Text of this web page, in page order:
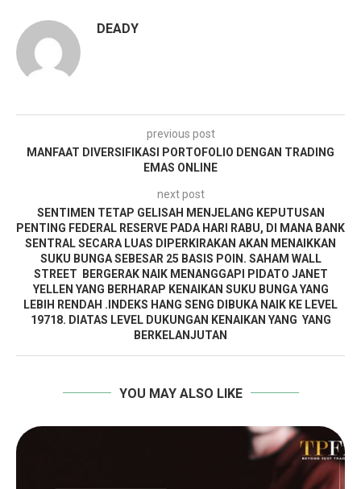
DEADY
previous post
MANFAAT DIVERSIFIKASI PORTOFOLIO DENGAN TRADING
EMAS ONLINE
next post
SENTIMEN TETAP GELISAH MENJELANG KEPUTUSAN
PENTING FEDERAL RESERVE PADA HARI RABU, DI MANA BANK
SENTRAL SECARA LUAS DIPERKIRAKAN AKAN MENAIKKAN
SUKU BUNGA SEBESAR 25 BASIS POIN. SAHAM WALL
STREET BERGERAK NAIK MENANGGAPI PIDATO JANET
YELLEN YANG BERHARAP KENAIKAN SUKU BUNGA YANG
LEBIH RENDAH .INDEKS HANG SENG DIBUKA NAIK KE LEVEL
19718. DIATAS LEVEL DUKUNGAN KENAIKAN YANG YANG
BERKELANJUTAN
YOU MAY ALSO LIKE